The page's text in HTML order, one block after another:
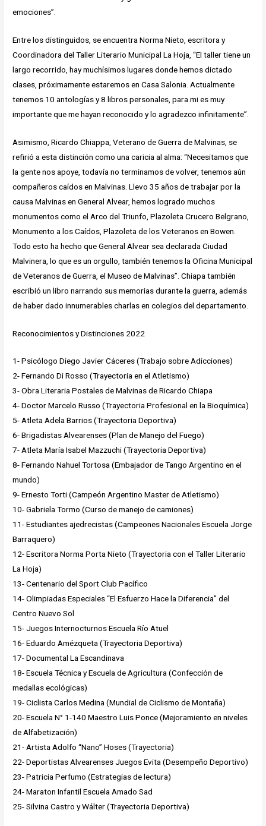
emociones”.
Entre los distinguidos, se encuentra Norma Nieto, escritora y
Coordinadora del Taller Literario Municipal La Hoja, “El taller tiene un
largo recorrido, hay muchísimos lugares donde hemos dictado
clases, próximamente estaremos en Casa Salonia. Actualmente
tenemos 10 antologías y 8 libros personales, para mi es muy
importante que me hayan reconocido y lo agradezco infinitamente”.
Asimismo, Ricardo Chiappa, Veterano de Guerra de Malvinas, se
refirió a esta distinción como una caricia al alma: “Necesitamos que
la gente nos apoye, todavía no terminamos de volver, tenemos aún
compañeros caídos en Malvinas. Llevo 35 años de trabajar por la
causa Malvinas en General Alvear, hemos logrado muchos
monumentos como el Arco del Triunfo, Plazoleta Crucero Belgrano,
Monumento a los Caídos, Plazoleta de los Veteranos en Bowen.
Todo esto ha hecho que General Alvear sea declarada Ciudad
Malvinera, lo que es un orgullo, también tenemos la Oficina Municipal
de Veteranos de Guerra, el Museo de Malvinas”. Chiapa también
escribió un libro narrando sus memorias durante la guerra, además
de haber dado innumerables charlas en colegios del departamento.
Reconocimientos y Distinciones 2022
1- Psicólogo Diego Javier Cáceres (Trabajo sobre Adicciones)
2- Fernando Di Rosso (Trayectoria en el Atletismo)
3- Obra Literaria Postales de Malvinas de Ricardo Chiapa
4- Doctor Marcelo Russo (Trayectoria Profesional en la Bioquímica)
5- Atleta Adela Barrios (Trayectoria Deportiva)
6- Brigadistas Alvearenses (Plan de Manejo del Fuego)
7- Atleta María Isabel Mazzuchi (Trayectoria Deportiva)
8- Fernando Nahuel Tortosa (Embajador de Tango Argentino en el
mundo)
9- Ernesto Torti (Campeón Argentino Master de Atletismo)
10- Gabriela Tormo (Curso de manejo de camiones)
11- Estudiantes ajedrecistas (Campeones Nacionales Escuela Jorge
Barraquero)
12- Escritora Norma Porta Nieto (Trayectoria con el Taller Literario
La Hoja)
13- Centenario del Sport Club Pacífico
14- Olimpiadas Especiales “El Esfuerzo Hace la Diferencia” del
Centro Nuevo Sol
15- Juegos Internocturnos Escuela Río Atuel
16- Eduardo Amézqueta (Trayectoria Deportiva)
17- Documental La Escandinava
18- Escuela Técnica y Escuela de Agricultura (Confección de
medallas ecológicas)
19- Ciclista Carlos Medina (Mundial de Ciclismo de Montaña)
20- Escuela N° 1-140 Maestro Luis Ponce (Mejoramiento en niveles
de Alfabetización)
21- Artista Adolfo “Nano” Hoses (Trayectoria)
22- Deportistas Alvearenses Juegos Evita (Desempeño Deportivo)
23- Patricia Perfumo (Estrategias de lectura)
24- Maraton Infantil Escuela Amado Sad
25- Silvina Castro y Wálter (Trayectoria Deportiva)